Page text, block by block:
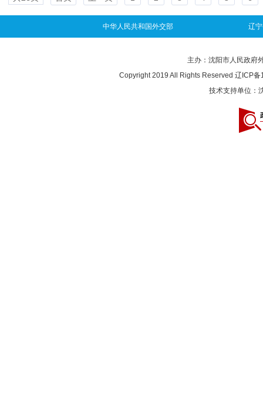
中华人民共和国外交部 辽
主办：沈阳市人民政府
Copyright 2019 All Rights Reserved 辽ICP备
技术支持单位：